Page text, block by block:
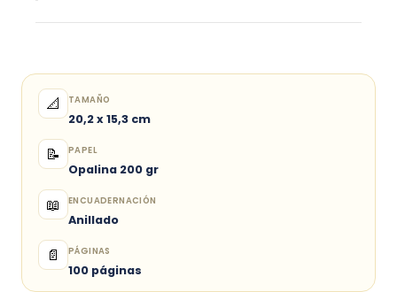
📐 TAMAÑO
20,2 x 15,3 cm
📝 PAPEL
Opalina 200 gr
📖 ENCUADERNACIÓN
Anillado
📄 PÁGINAS
100 páginas